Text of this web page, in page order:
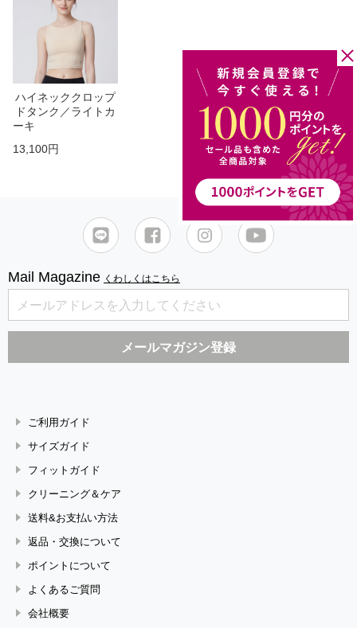
ハイネッククロップ
ドタンク／ライトカ
ーキ
13,100円
Mail Magazine くわしくはこちら
ご利用ガイド
サイズガイド
フィットガイド
クリーニング＆ケア
送料&お支払い方法
返品・交換について
ポイントについて
よくあるご質問
会社概要